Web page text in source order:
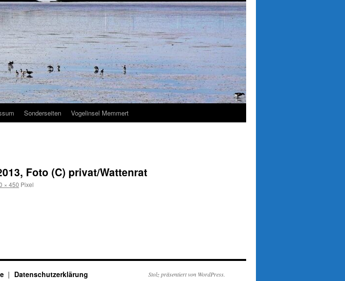
Sonderseiten Vogelinsel Memmert
Foto (C) privat/Wattenrat
× 450 Pixel
Datenschutzerklärung Stolz präsentiert von WordPress.